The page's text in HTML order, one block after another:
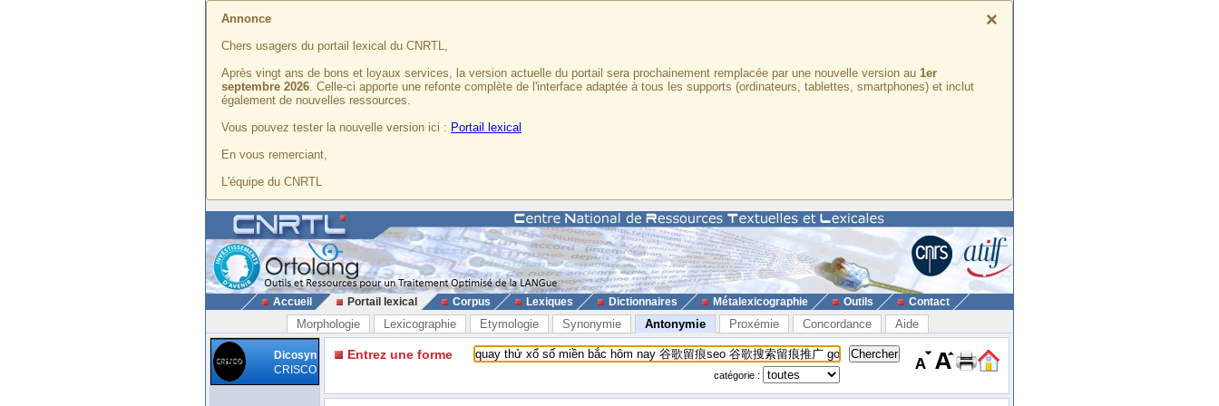
×
Annonce
Chers usagers du portail lexical du CNRTL,
Après vingt ans de bons et loyaux services, la version actuelle du portail sera prochainement remplacée par une nouvelle version au 1er
septembre 2026. Celle-ci apporte une refonte complète de l'interface adaptée à tous les supports (ordinateurs, tablettes, smartphones) et inclut
également de nouvelles ressources.
Vous pouvez tester la nouvelle version ici : Portail lexical
En vous remerciant,
L'équipe du CNRTL
Accueil Portail lexical Corpus Lexiques Dictionnaires Métalexicographie Outils Contact
Morphologie Lexicographie Etymologie Synonymie Antonymie Proxémie Concordance Aide
Dicosyn
CRISCO
Entrez une forme
catégorie :